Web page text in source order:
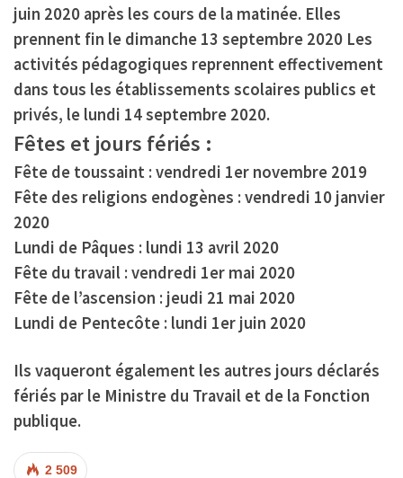
juin 2020 après les cours de la matinée. Elles
prennent fin le dimanche 13 septembre 2020 Les
activités pédagogiques reprennent effectivement
dans tous les établissements scolaires publics et
privés, le lundi 14 septembre 2020.
Fêtes et jours fériés :
Fête de toussaint : vendredi 1er novembre 2019
Fête des religions endogènes : vendredi 10 janvier
2020
Lundi de Pâques : lundi 13 avril 2020
Fête du travail : vendredi 1er mai 2020
Fête de l’ascension : jeudi 21 mai 2020
Lundi de Pentecôte : lundi 1er juin 2020
Ils vaqueront également les autres jours déclarés
fériés par le Ministre du Travail et de la Fonction
publique.
2 509